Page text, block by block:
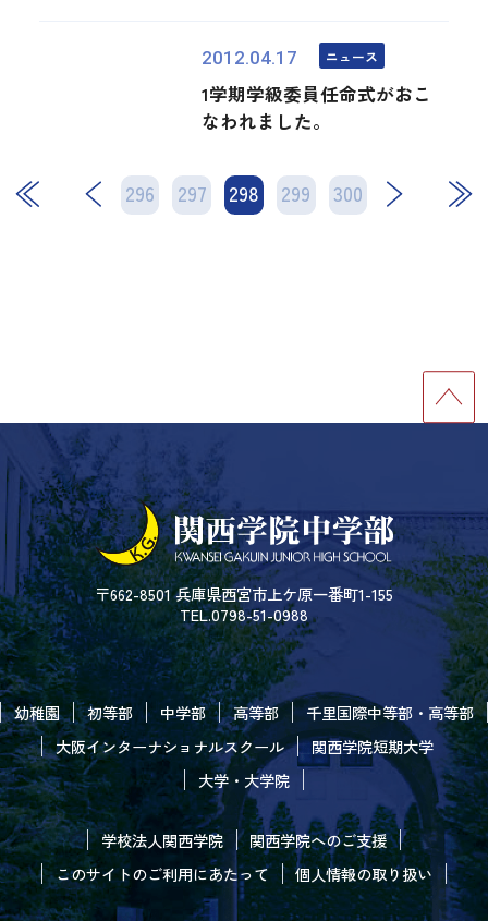
2012.04.17 ニュース
1学期学級委員任命式がおこ
なわれました。
296 297 298 299 300
次 最後
〒662-8501 兵庫県西宮市上ケ原一番町1-155
TEL.0798-51-0988
幼稚園 初等部 中学部 高等部
千里国際中等部・高等部
大阪インターナショナルスクール
関西学院短期大学
大学・大学院
学校法人関西学院
関西学院へのご支援
このサイトのご利用にあたって
個人情報の取り扱い